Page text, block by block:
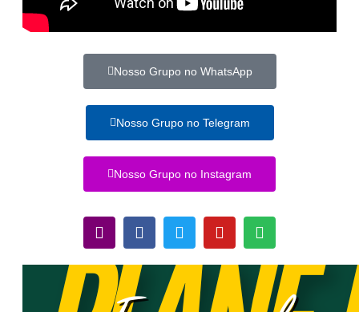
Nosso Grupo no WhatsApp
Nosso Grupo no Telegram
Nosso Grupo no Instagram